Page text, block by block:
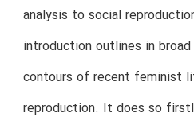
analysis to social
introduction outlines in
contours of recent feminist
reproduction. It does so